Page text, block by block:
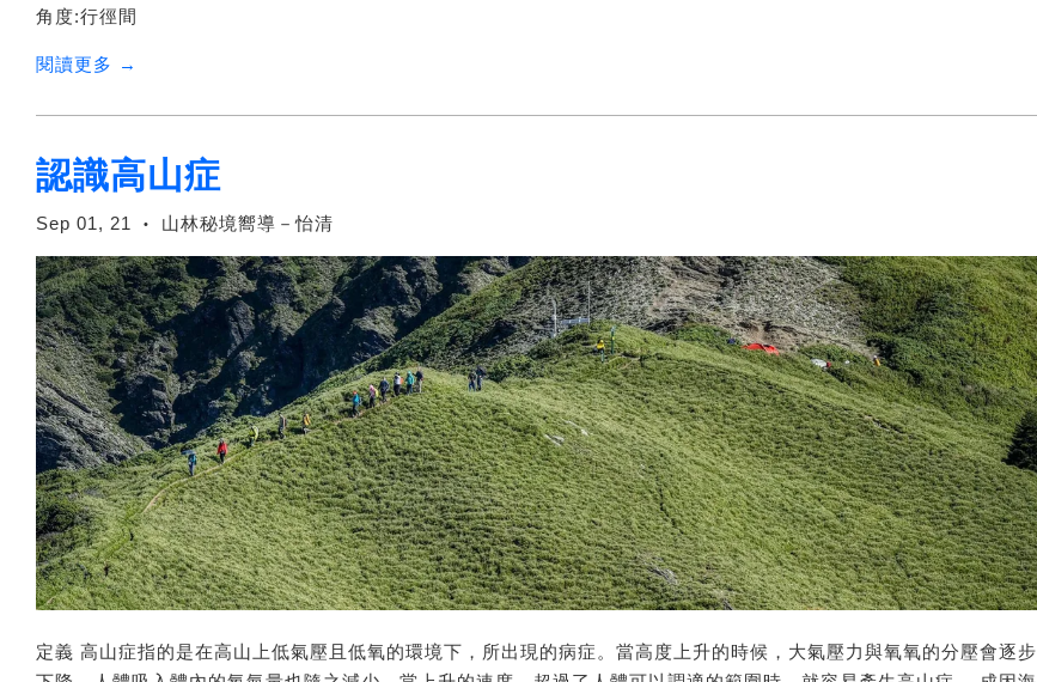
角度:行徑間
閱讀更多 →
認識高山症
Sep 01, 21 • 山林秘境嚮導－怡清
定義 高山症指的是在高山上低氣壓且低氧的環境下，所出現的病症。當高度上升的時候，大氣壓力與氧氧的分壓會逐步